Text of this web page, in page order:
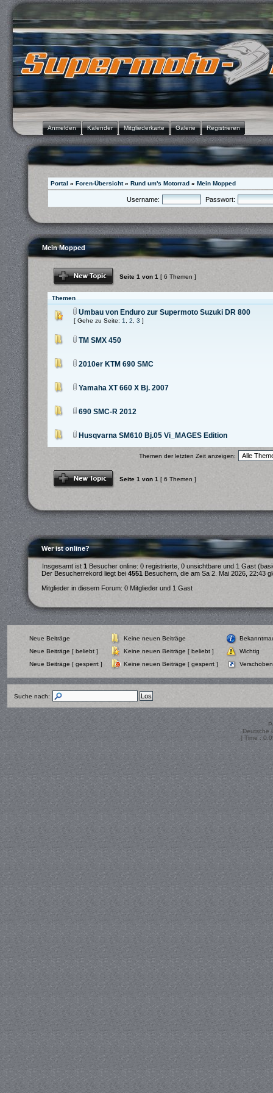
Anmelden Kalender Mitgliederkarte Galerie Registrieren
Portal » Foren-Übersicht» Rund um's Motorrad » Mein Mopped
Username: Passwort:
Mein Mopped
Neues Thema
erstellen
Seite 1 von 1 [ 6 Themen ]
Themen
Umbau von Enduro zur Supermoto Suzuki DR 800
[ Gehe zu Seite: 1 2 3 ]
TM SMX 450
2010er KTM 690 SMC
Yamaha XT 660 X Bj. 2007
690 SMC-R 2012
Husqvarna SM610 Bj.05 Vi_MAGES Edition
Themen der letzten Zeit anzeigen:
Neues Thema
erstellen
Seite 1 von 1 [ 6 Themen ]
Wer ist online?
Insgesamt ist 1 Besucher online: 0 registrierte, 0 unsichtbare und 1 Gast
Der Besucherrekord liegt bei 4551 Besuchern, die am Sa 2. Mai 2026, 22:43
Mitglieder in diesem Forum: 0 Mitglieder und 1 Gast
Neue Beiträge Keine neuen Beiträge
Neue Beiträge [ beliebt ]
Keine neuen Beiträge [ beliebt ]
Wichtig
Neue Beiträge [ gesperrt ]
Keine neuen Beiträge [ gesperrt ]
Suche nach:
Deutsche
[ Time :